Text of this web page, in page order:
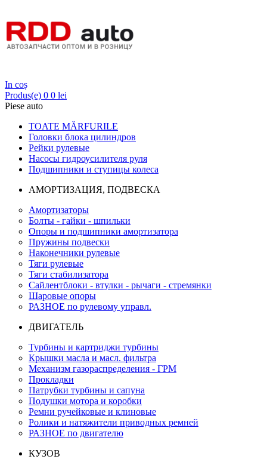
In coș
Produs(e) 0 0 lei
Piese auto
TOATE MĂRFURILE
Головки блока цилиндров
Рейки рулевые
Насосы гидроусилителя руля
Подшипники и ступицы колеса
АМОРТИЗАЦИЯ, ПОДВЕСКА
Амортизаторы
Болты - гайки - шпильки
Опоры и подшипники амортизатора
Пружины подвески
Наконечники рулевые
Тяги рулевые
Тяги стабилизатора
Сайлентблоки - втулки - рычаги - стремянки
Шаровые опоры
РАЗНОЕ по рулевому управл.
ДВИГАТЕЛЬ
Турбины и картриджи турбины
Крышки масла и масл. фильтра
Механизм газораспределения - ГРМ
Прокладки
Патрубки турбины и сапуна
Подушки мотора и коробки
Ремни ручейковые и клиновые
Ролики и натяжители приводных ремней
РАЗНОЕ по двигателю
КУЗОВ